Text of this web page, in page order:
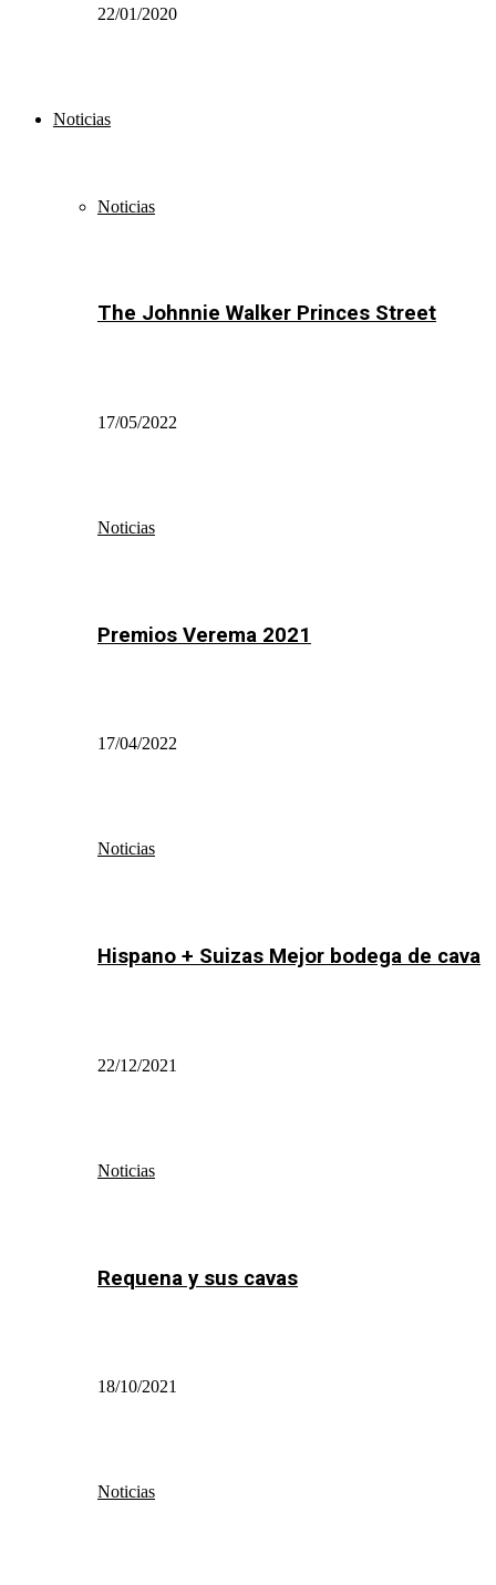
22/01/2020
Noticias
Noticias
The Johnnie Walker Princes Street
17/05/2022
Noticias
Premios Verema 2021
17/04/2022
Noticias
Hispano + Suizas Mejor bodega de cava
22/12/2021
Noticias
Requena y sus cavas
18/10/2021
Noticias